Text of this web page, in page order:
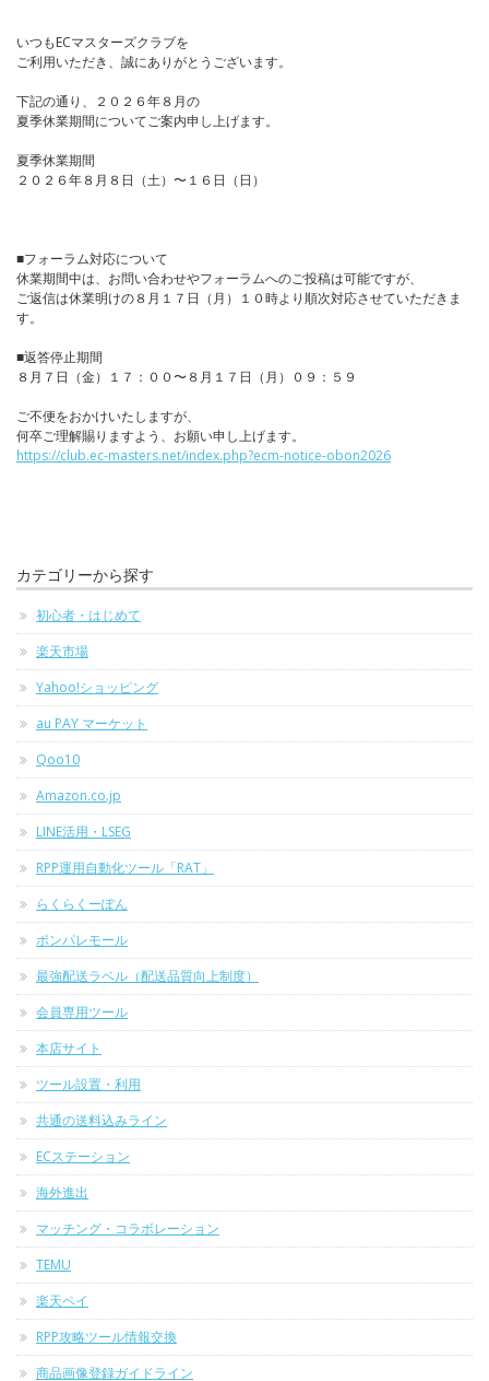
いつもECマスターズクラブを
ご利用いただき、誠にありがとうございます。
下記の通り、２０２６年８月の
夏季休業期間についてご案内申し上げます。
夏季休業期間
２０２６年８月８日（土）〜１６日（日）
■フォーラム対応について
休業期間中は、お問い合わせやフォーラムへのご投稿は可能ですが、
ご返信は休業明けの８月１７日（月）１０時より順次対応させていただきま
す。
■返答停止期間
８月７日（金）１７：００〜８月１７日（月）０９：５９
ご不便をおかけいたしますが、
何卒ご理解賜りますよう、お願い申し上げます。
https://club.ec-masters.net/index.php?ecm-notice-obon2026
カテゴリーから探す
初心者・はじめて
楽天市場
Yahoo!ショッピング
au PAY マーケット
Qoo10
Amazon.co.jp
LINE活用・LSEG
RPP運用自動化ツール「RAT」
らくらくーぽん
ポンパレモール
最強配送ラベル（配送品質向上制度）
会員専用ツール
本店サイト
ツール設置・利用
共通の送料込みライン
ECステーション
海外進出
マッチング・コラボレーション
TEMU
楽天ペイ
RPP攻略ツール情報交換
商品画像登録ガイドライン